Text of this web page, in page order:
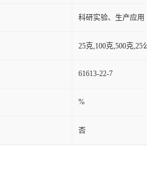
科研实验、生产应用
25克,100克,500克
61613-22-7
%
否